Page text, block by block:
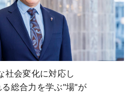
社会変化に対応し
総合力を学ぶ"場"が